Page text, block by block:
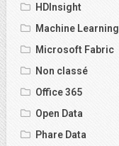
HDInsight
Machine Learning
Microsoft Fabric
Non classé
Office 365
Open Data
Phare Data